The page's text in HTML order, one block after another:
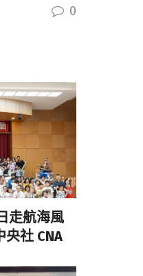
0
走航海風
社 CNA